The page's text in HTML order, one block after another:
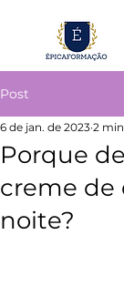
Post
Porque
creme de
noite?
6 de jan. de 2023 2